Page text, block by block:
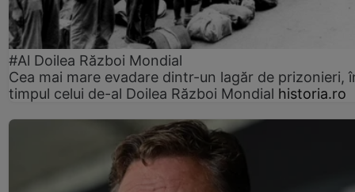
#Al Doilea Război Mondial
Cea mai mare evadare dintr-un lagăr de prizonieri,
timpul celui de-al Doilea Război Mondial historia.ro